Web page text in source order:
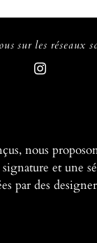
sur les réseaux
nous
et une
par des